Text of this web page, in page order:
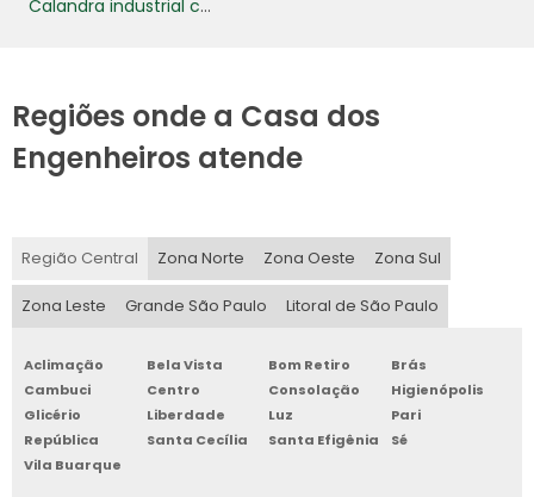
Calandra industrial com alta capacidade de produção
Regiões onde a Casa dos
Engenheiros atende
Região Central Zona Norte Zona Oeste Zona Sul
Zona Leste Grande São Paulo Litoral de São Paulo
Aclimação Bela Vista Bom Retiro
Brás
Cambuci
Centro Consolação
Higienópolis
Glicério
Liberdade Luz
Pari
República
Santa Cecília Santa Efigênia
Sé
Vila Buarque